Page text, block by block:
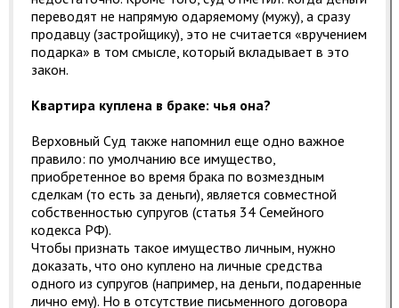
переводят не напрямую одаряемому (мужу), а сразу
продавцу (застройщику), это не считается «вручением
подарка» в том смысле, который вкладывает в это
закон.
Квартира куплена в браке: чья она?
Верховный Суд также напомнил еще одно важное
правило: по умолчанию все имущество,
приобретенное во время брака по возмездным
сделкам (то есть за деньги), является совместной
собственностью супругов (статья 34 Семейного
кодекса РФ).
Чтобы признать такое имущество личным, нужно
доказать, что оно куплено на личные средства
одного из супругов (например, на деньги, подаренные
лично ему). Но в отсутствие письменного договора